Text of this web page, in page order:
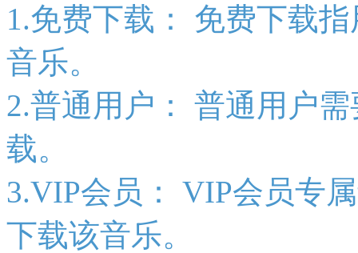
1.免费下载： 免费下载
音乐。
2.普通用户： 普通用户
载。
3.VIP会员： VIP会员专
下载该音乐。